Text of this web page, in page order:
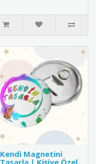
Kendi Magnetini
Tasarla | Kişiye Özel